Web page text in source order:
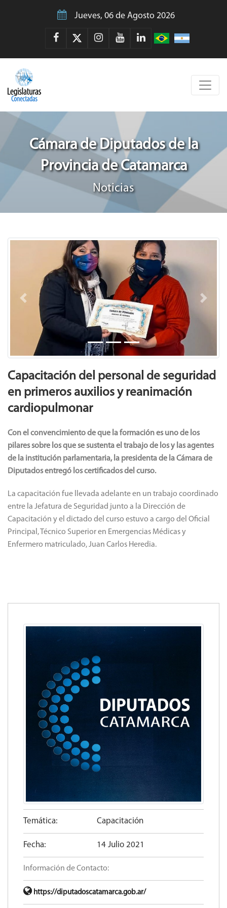
Jueves, 06 de Agosto 2026
Cámara de Diputados de la
Provincia de Catamarca
Noticias
Previous Next
Capacitación del personal de seguridad
en primeros auxilios y reanimación
cardiopulmonar
Con el convencimiento de que la formación es uno de los
pilares sobre los que se sustenta el trabajo de los y las agentes
de la institución parlamentaria, la presidenta de la Cámara de
Diputados entregó los certificados del curso.
La capacitación fue llevada adelante en un trabajo coordinado
entre la Jefatura de Seguridad junto a la Dirección de
Capacitación y el dictado del curso estuvo a cargo del Oficial
Principal, Técnico Superior en Emergencias Médicas y
Enfermero matriculado, Juan Carlos Heredia.
Temática: Capacitación
Fecha: 14 Julio 2021
Información de Contacto:
https://diputadoscatamarca.gob.ar/